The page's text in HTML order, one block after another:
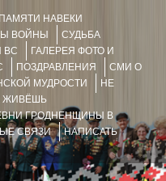
НАВЕКИ
ВОЙНЫ
СУДЬБА
ВС
ГАЛЕРЕЯ ФОТО И
ПОЗДРАВЛЕНИЯ
СМИ О
МУДРОСТИ
НЕ
ЖИВЁШЬ
ГРОДНЕНЩИНЫ В
СВЯЗИ
НАПИСАТЬ